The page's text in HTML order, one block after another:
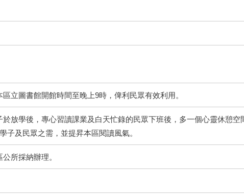
立圖書館開館時間至晚上9時，俾利民眾有效利用。
於放學後，專心習讀課業及白天忙錄的民眾下班後，多一個心靈休憩
子及民眾之需，並提昇本區閱讀風氣。
所採納辦理。